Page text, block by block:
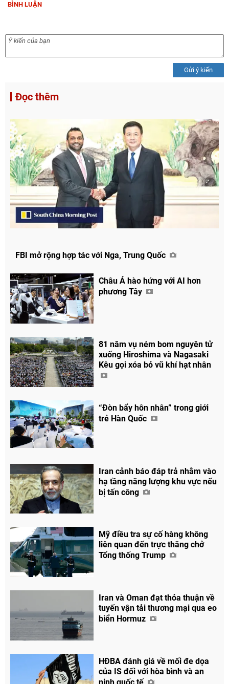
BÌNH LUẬN
Gửi ý kiến
Đọc thêm
FBI mở rộng hợp tác với Nga, Trung Quốc
Châu Á hào hứng với AI hơn
phương Tây
81 năm vụ ném bom nguyên tử
xuống Hiroshima và Nagasaki
Kêu gọi xóa bỏ vũ khí hạt nhân
“Đòn bẩy hôn nhân” trong giới
trẻ Hàn Quốc
Iran cảnh báo đáp trả nhằm vào
hạ tầng năng lượng khu vực nếu
bị tấn công
Mỹ điều tra sự cố hàng không
liên quan đến trực thăng chở
Tổng thống Trump
Iran và Oman đạt thỏa thuận về
tuyến vận tải thương mại qua eo
biển Hormuz
HĐBA đánh giá về mối đe dọa
của IS đối với hòa bình và an